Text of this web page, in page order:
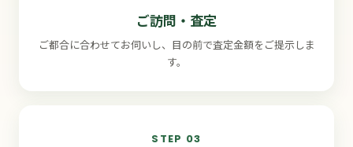
ご訪問・査定
ご都合に合わせてお伺いし、目の前で査定金額をご提示しま
す。
STEP 03